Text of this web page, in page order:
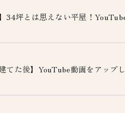
34坪とは思えない平屋！
てた後】YouTube動画をアップ